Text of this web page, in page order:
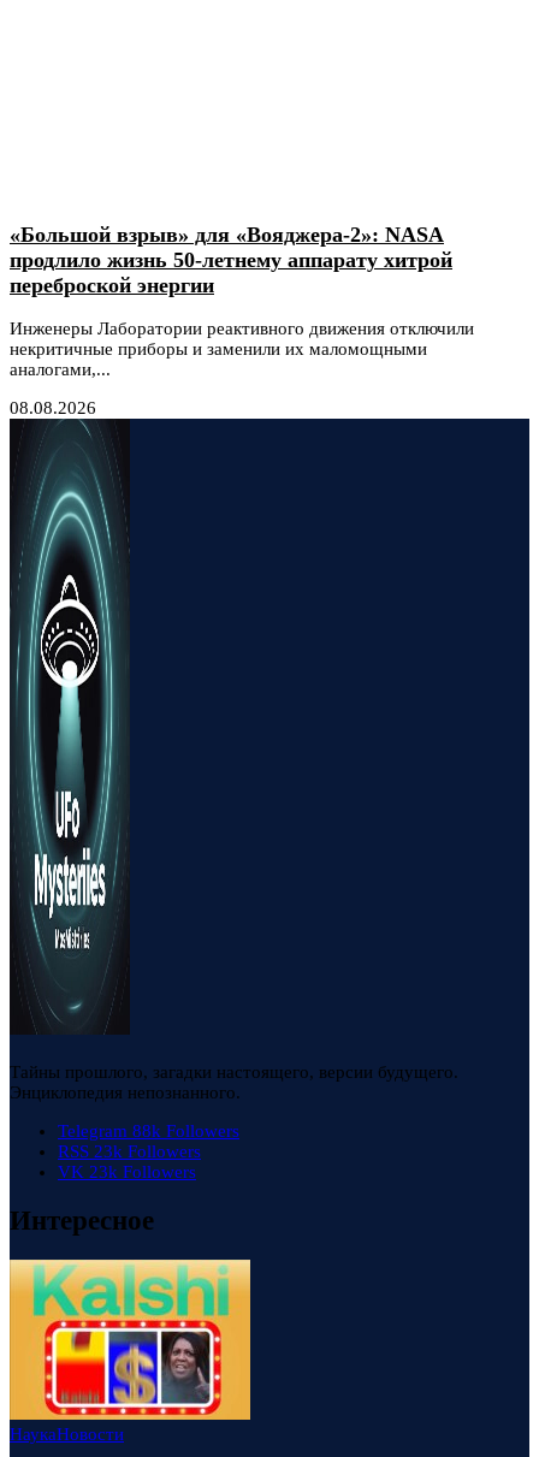
«Большой взрыв» для «Вояджера-2»: NASA
продлило жизнь 50-летнему аппарату хитрой
переброской энергии
Инженеры Лаборатории реактивного движения отключили
некритичные приборы и заменили их маломощными
аналогами,...
08.08.2026
Тайны прошлого, загадки настоящего, версии будущего.
Энциклопедия непознанного.
Telegram 88k Followers
RSS 23k Followers
VK 23k Followers
Интересное
НаукаНовости